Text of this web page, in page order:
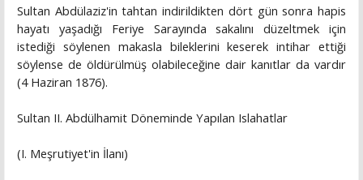
Sultan Abdülaziz'in tahtan indirildikten dört gün sonra hapis
hayatı yaşadığı Feriye Sarayında sakalını düzeltmek için
istediği söylenen makasla bileklerini keserek intihar ettiği
söylense de öldürülmüş olabileceğine dair kanıtlar da vardır
(4 Haziran 1876).
Sultan II. Abdülhamit Döneminde Yapılan Islahatlar
(I. Meşrutiyet'in İlanı)